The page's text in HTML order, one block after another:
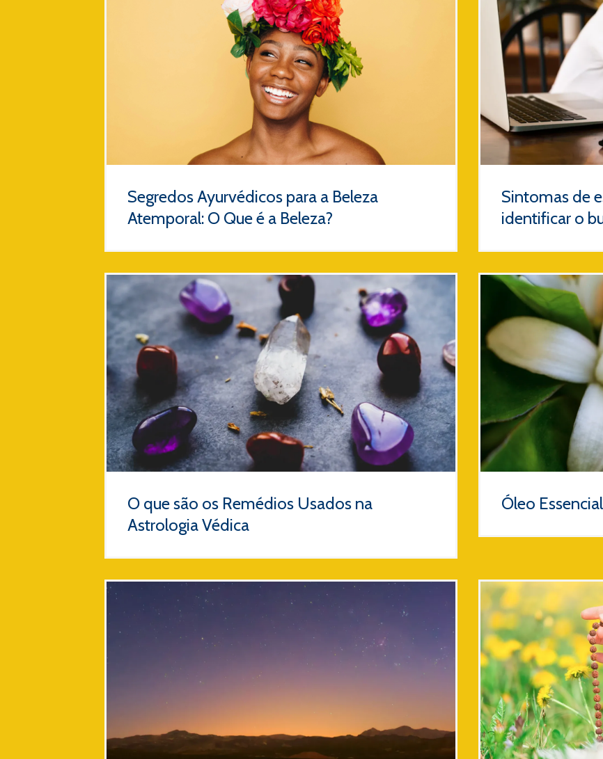
Segredos Ayurvédicos para a Beleza
Atemporal: O Que é a Beleza?
Sintomas de
identificar o
O que são os Remédios Usados na
Astrologia Védica
Óleo